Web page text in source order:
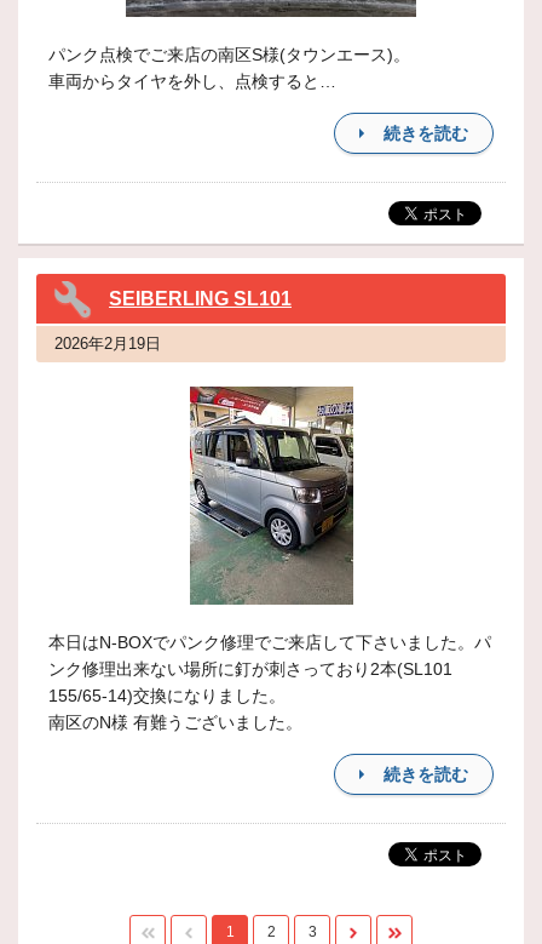
パンク点検でご来店の南区S様(タウンエース)。
車両からタイヤを外し、点検すると…
続きを読む
SEIBERLING SL101
2026年2月19日
本日はN-BOXでパンク修理でご来店して下さいました。パ
ンク修理出来ない場所に釘が刺さっており2本(SL101
155/65-14)交換になりました。
南区のN様 有難うございました。
続きを読む
1 2 3